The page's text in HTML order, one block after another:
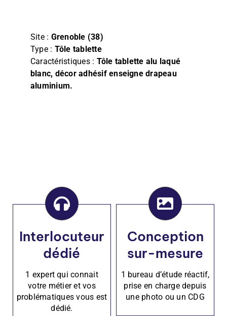
Site : Grenoble (38)
Type : Tôle tablette
Caractéristiques : Tôle tablette alu laqué
blanc, décor adhésif enseigne drapeau
aluminium.
Interlocuteur
dédié
1 expert qui connait
votre métier et vos
problématiques vous est
dédié.
Conception
sur-mesure
1 bureau d’étude réactif,
prise en charge depuis
une photo ou un CDG